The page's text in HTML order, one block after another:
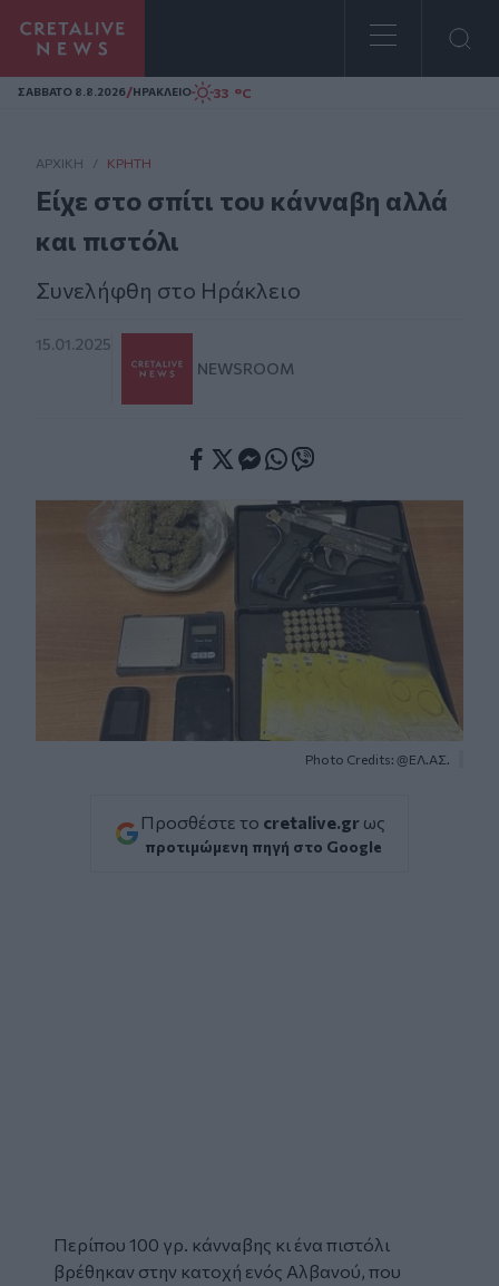
Homepage
ΣAΒΒΑΤΟ 8.8.2026/ΗΡΑΚΛΕΙΟ 33 °C
ΑΡΧΙΚΗ / ΚΡΉΤΗ
Είχε στο σπίτι του κάνναβη αλλά
και πιστόλι
Συνελήφθη στο Ηράκλειο
15.01.2025
NEWSROOM
Photo Credits: @ΕΛ.ΑΣ.
Προσθέστε το cretalive.gr ως
προτιμώμενη πηγή στο Google
Περίπου 100 γρ. κάνναβης κι ένα πιστόλι
βρέθηκαν στην κατοχή ενός Αλβανού, που